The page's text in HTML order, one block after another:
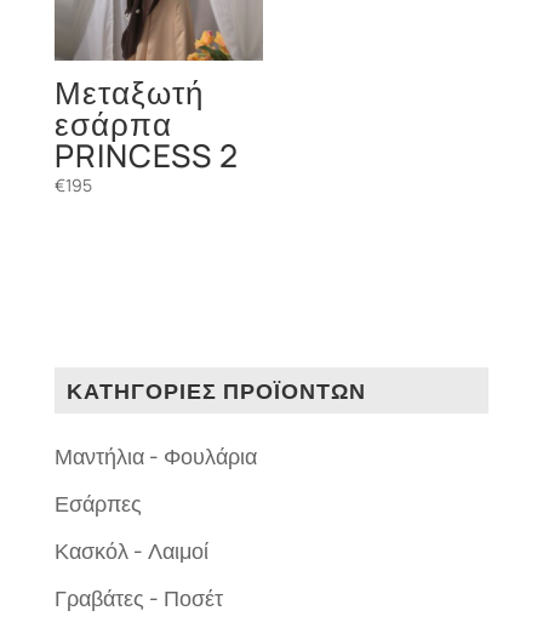
Μεταξωτή
εσάρπα
PRINCESS 2
€195
ΚΑΤΗΓΟΡΙΕΣ ΠΡΟΪΟΝΤΩΝ
Μαντήλια - Φουλάρια
Εσάρπες
Κασκόλ - Λαιμοί
Γραβάτες - Ποσέτ